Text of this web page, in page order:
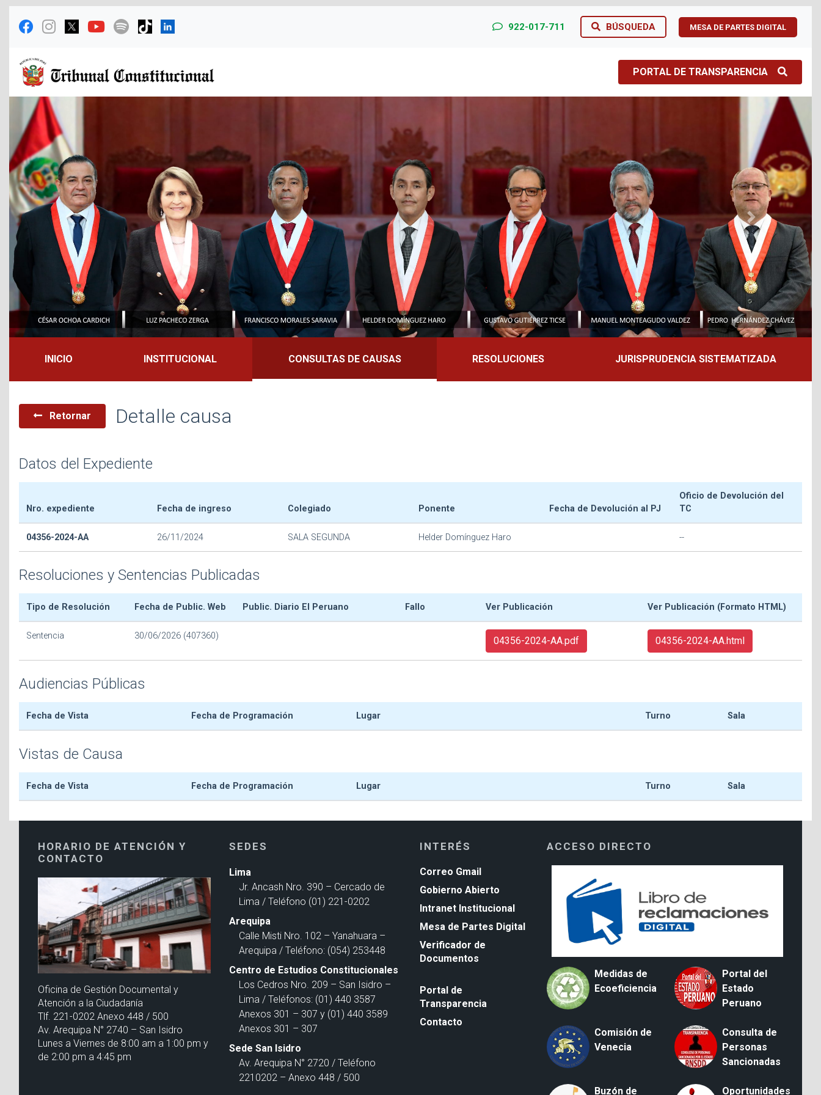
922-017-711 BÚSQUEDA MESA DE PARTES DIGITAL
PORTAL DE TRANSPARENCIA
Previous Next
INICIO INSTITUCIONAL CONSULTAS DE CAUSAS RESOLUCIONES JURISPRUDENCIA SISTEMATIZADA
Retornar Detalle causa
Datos del Expediente
Nro. expediente Fecha de ingreso Colegiado Ponente Fecha de Devolución al PJ
Oficio de Devolución del
TC
04356-2024-AA 26/11/2024 SALA SEGUNDA Helder Domínguez Haro --
Resoluciones y Sentencias Publicadas
Tipo de Resolución Fecha de Public. Web Public. Diario El Peruano Fallo Ver Publicación Ver Publicación (Formato HTML)
Sentencia 30/06/2026 (407360) 04356-2024-AA.pdf 04356-2024-AA.html
Audiencias Públicas
Fecha de Vista Fecha de Programación Lugar Turno Sala
Vistas de Causa
Fecha de Vista Fecha de Programación Lugar Turno Sala
HORARIO DE ATENCIÓN Y
CONTACTO
Oficina de Gestión Documental y
Atención a la Ciudadanía
Tlf. 221-0202 Anexo 448 / 500
Av. Arequipa N° 2740 – San Isidro
Lunes a Viernes de 8:00 am a 1:00 pm y
de 2:00 pm a 4:45 pm
SEDES
Lima
Jr. Ancash Nro. 390 – Cercado de
Lima / Teléfono (01) 221-0202
Arequipa
Calle Misti Nro. 102 – Yanahuara –
Arequipa / Teléfono: (054) 253448
Centro de Estudios Constitucionales
Los Cedros Nro. 209 – San Isidro –
Lima / Teléfonos: (01) 440 3587
Anexos 301 – 307 y (01) 440 3589
Anexos 301 – 307
Sede San Isidro
Av. Arequipa N° 2720 / Teléfono
2210202 – Anexo 448 / 500
INTERÉS
Correo Gmail
Gobierno Abierto
Intranet Institucional
Mesa de Partes Digital
Verificador de
Documentos
Portal de
Transparencia
Contacto
ACCESO DIRECTO
Medidas de
Ecoeficiencia
Portal del
Estado
Peruano
Comisión de
Venecia
Consulta de
Personas
Sancionadas
Buzón de Oportunidades